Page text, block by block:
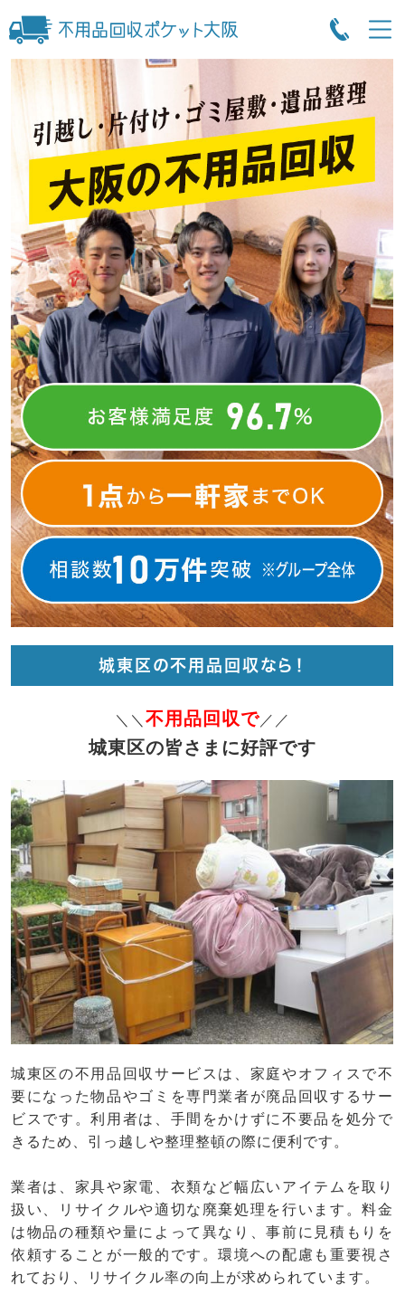
城東区の不用品回収なら！
＼＼ 不用品回収で／／
城東区の皆さまに好評です
城東区の不用品回収サービスは、家庭やオフィスで不
要になった物品やゴミを専門業者が廃品回収するサー
ビスです。利用者は、手間をかけずに不要品を処分で
きるため、引っ越しや整理整頓の際に便利です。
業者は、家具や家電、衣類など幅広いアイテムを取り
扱い、リサイクルや適切な廃棄処理を行います。料金
は物品の種類や量によって異なり、事前に見積もりを
依頼することが一般的です。環境への配慮も重要視さ
れており、リサイクル率の向上が求められています。